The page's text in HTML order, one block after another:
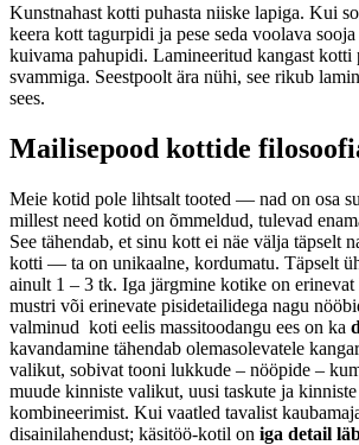
Kunstnahast kotti puhasta niiske lapiga. Kui
keera kott tagurpidi ja pese seda voolava
kuivama pahupidi. Lamineeritud kangast kotti
svammiga. Seestpoolt ära nühi, see rikub
sees.
Mailisepood kottide
Meie kotid pole lihtsalt tooted — nad on osa
millest need kotid on õmmeldud, tulevad
See tähendab, et sinu kott ei näe välja täpselt
kotti — ta on unikaalne, kordumatu. Täpselt
ainult 1 – 3 tk. Iga järgmine kotike on erinevat
mustri või erinevate pisidetailidega nagu
valminud koti eelis massitoodangu ees on ka
kavandamine tähendab olemasolevatele
valikut, sobivat tooni lukkude – nööpide –
muude kinniste valikut, uusi taskute ja
kombineerimist. Kui vaatled tavalist
disainilahendust; käsitöö-kotil on iga detail